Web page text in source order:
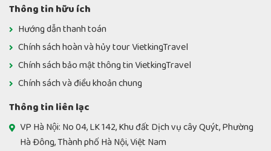
Thông tin hữu ích
Hướng dẫn thanh toán
Chính sách hoàn và hủy tour VietkingTravel
Chính sách bảo mật thông tin VietkingTravel
Chính sách và điều khoản chung
Thông tin liên lạc
VP Hà Nội: No 04, LK 142, Khu đất Dịch vụ cây Quýt, Phường
Hà Đông, Thành phố Hà Nội, Việt Nam